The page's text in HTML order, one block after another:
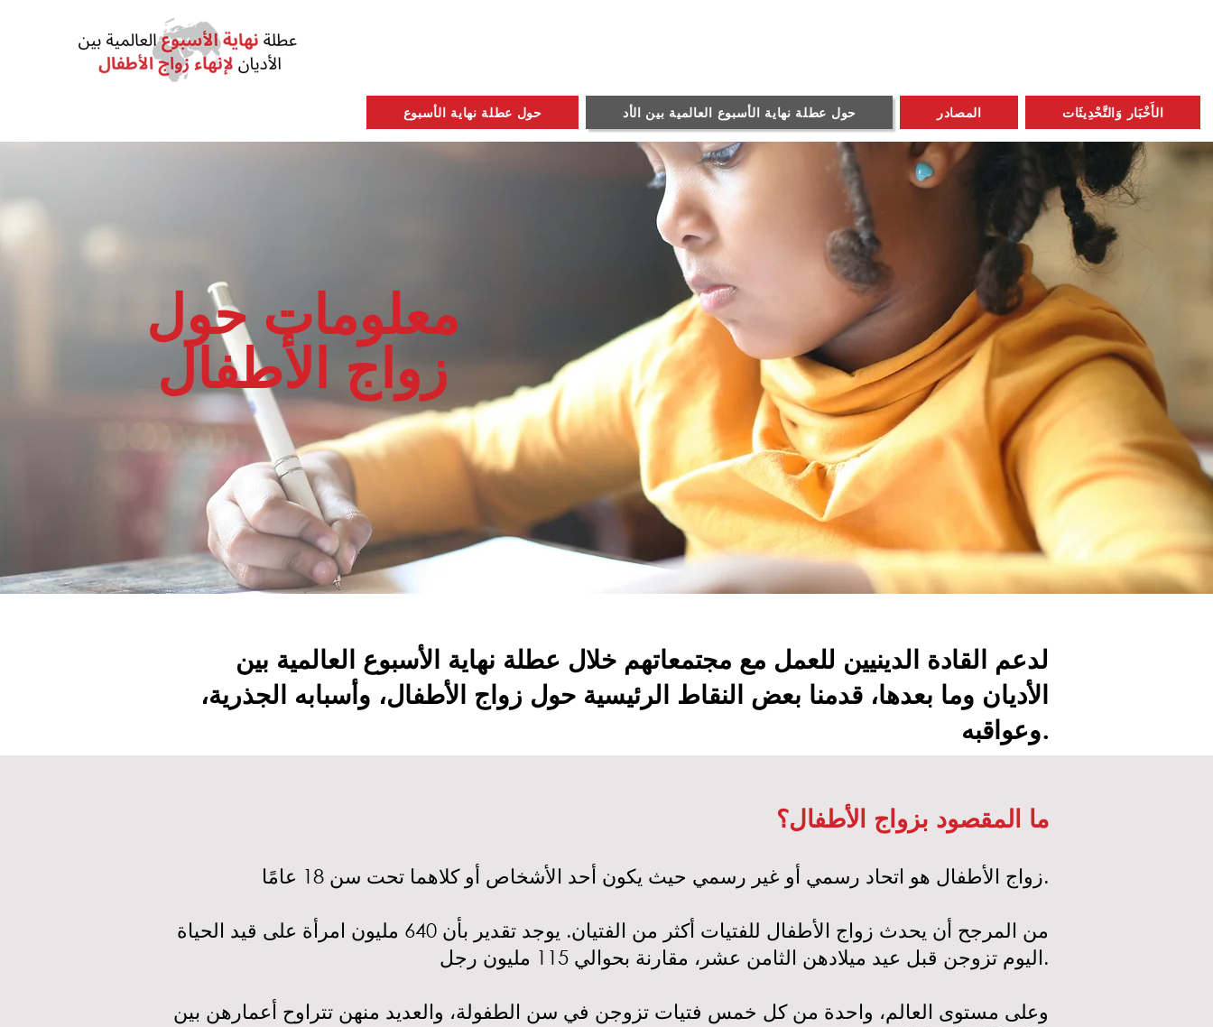
حول عطلة نهاية الأسبوع حول عطلة نهاية الأسبوع العالمية بين الأد المصادر الأَخْبَار وَالتَّحْدِيثَات
معلومات حول
زواج الأطفال
لدعم القادة الدينيين للعمل مع مجتمعاتهم خلال عطلة نهاية الأسبوع العالمية بين
الأديان وما بعدها، قدمنا بعض النقاط الرئيسية حول زواج الأطفال، وأسبابه الجذرية،
وعواقبه.
ما المقصود بزواج الأطفال؟
زواج الأطفال هو اتحاد رسمي أو غير رسمي حيث يكون أحد الأشخاص أو كلاهما تحت سن 18 عامًا.
من المرجح أن يحدث زواج الأطفال للفتيات أكثر من الفتيان. يوجد تقدير بأن 640 مليون امرأة على قيد الحياة
اليوم تزوجن قبل عيد ميلادهن الثامن عشر، مقارنة بحوالي 115 مليون رجل.
وعلى مستوى العالم، واحدة من كل خمس فتيات تزوجن في سن الطفولة، والعديد منهن تتراوح أعمارهن بين